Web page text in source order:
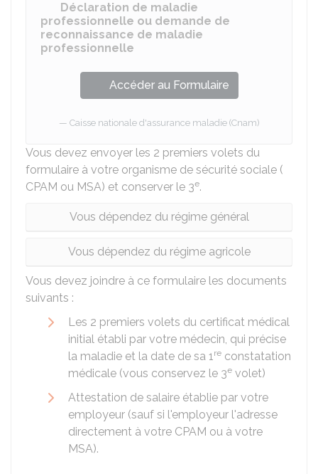
Déclaration de maladie
professionnelle ou demande de
reconnaissance de maladie
professionnelle
Accéder au Formulaire
Caisse nationale d'assurance maladie (Cnam)
Vous devez envoyer les 2 premiers volets du
formulaire à votre organisme de sécurité sociale (
CPAM ou MSA) et conserver le 3e.
Vous dépendez du régime général
Vous dépendez du régime agricole
Vous devez joindre à ce formulaire les documents
suivants :
Les 2 premiers volets du certificat médical
initial établi par votre médecin, qui précise
la maladie et la date de sa 1re constatation
médicale (vous conservez le 3e volet)
Attestation de salaire établie par votre
employeur (sauf si l'employeur l'adresse
directement à votre CPAM ou à votre
MSA).